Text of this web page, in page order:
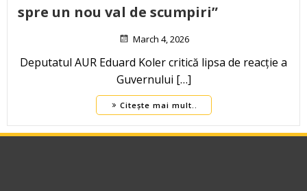
spre un nou val de scumpiri”
March 4, 2026
Deputatul AUR Eduard Koler critică lipsa de reacție a
Guvernului […]
Citește mai mult..